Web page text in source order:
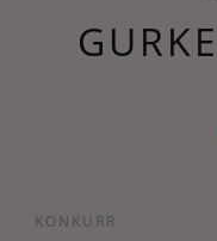
KONKURRENCER